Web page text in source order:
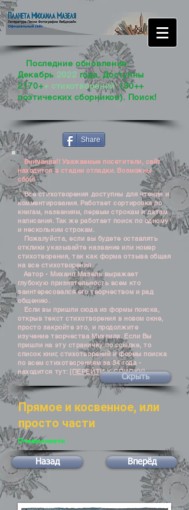
Последние обновления:
Декабрь2022 года. Доступны
2170++ стихотворений. (30++
поэтических сборников). Поиск!
Share
Внимание!! Уважаемые посетители, сайт
находится в стадии отладки. Возможны
сбои!
Все стихотворения доступны для чтения и
комментирования. Работает сортировка по
книгам, названиям, первым строкам и датам
написания. Так же работает поиск по одному
и нескольким строкам.
Пожалуйста, если вы будете оставлять
отклики указывайте название или номер
стихотворения, так как форма отзыва общая
на все стихотворения.
Автор - Михаил Мазель выражает
глубокую признательность всем кто
заинтересовался его творчеством и рад
общению.
Если вы пришли сюда из формы поиска,
открыв текст стихотворения в новом окне,
просто закройте это, и продолжите
изучение творчества Михаила. Если Вы
пришли на эту страничку по ссылке, то
список книг, стихотворений и формы поиска
по всем стихотворениям за 34 года -
находится тут: [ПЕРЕЙТИ К СПИСКУ]
Скрыть
Прямое и косвенное, или
просто части
Очевидности
Назад Вперёд